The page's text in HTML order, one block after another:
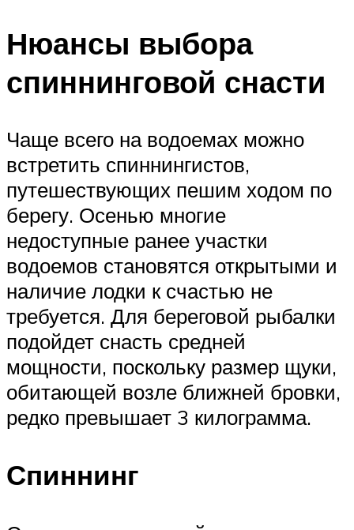
Нюансы выбора
спиннинговой снасти
Чаще всего на водоемах можно
встретить спиннингистов,
путешествующих пешим ходом по
берегу. Осенью многие
недоступные ранее участки
водоемов становятся открытыми и
наличие лодки к счастью не
требуется. Для береговой рыбалки
подойдет снасть средней
мощности, поскольку размер щуки,
обитающей возле ближней бровки,
редко превышает 3 килограмма.
Спиннинг